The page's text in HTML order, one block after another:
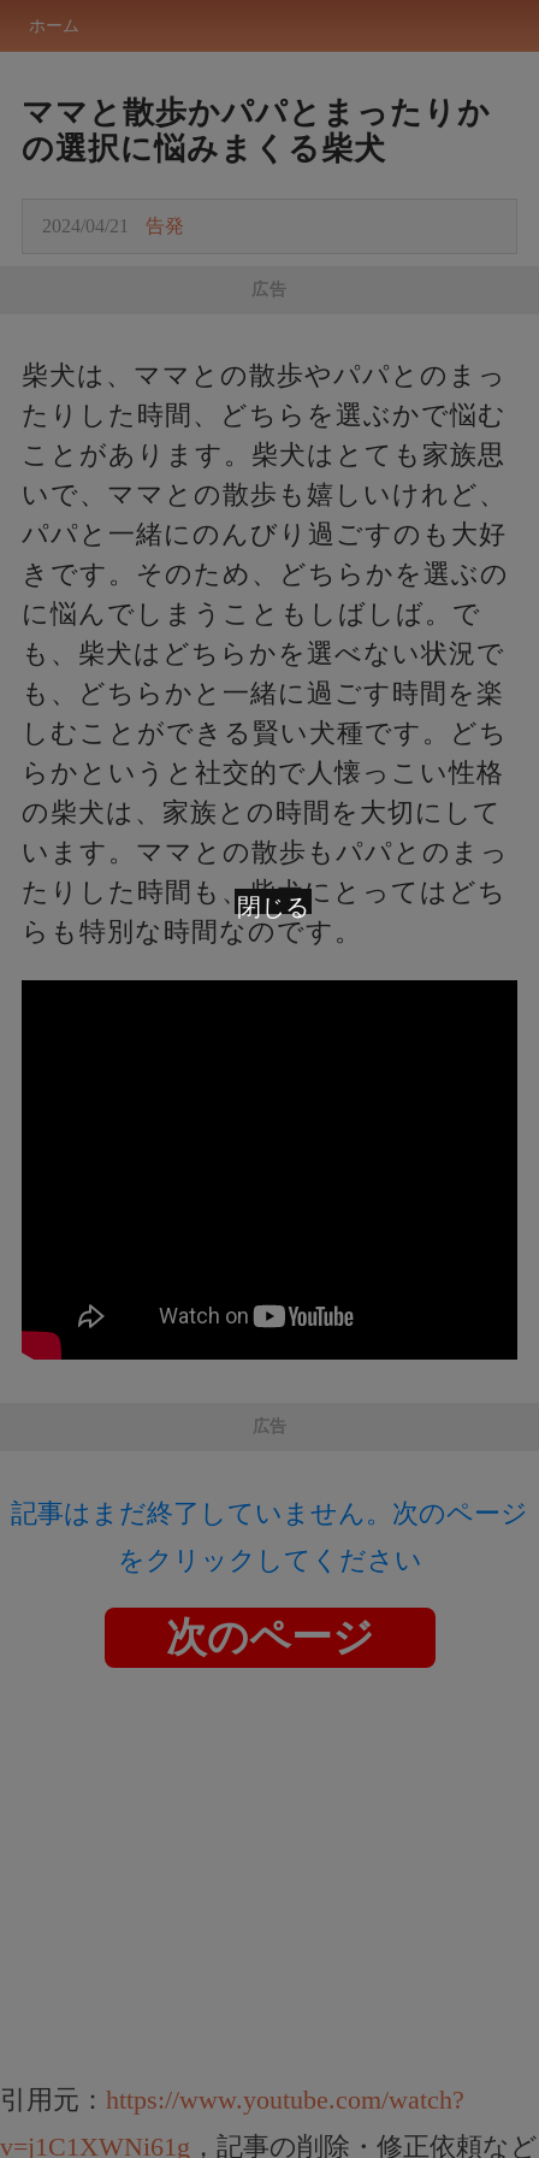
ホーム
ママと散歩かパパとまったりか
の選択に悩みまくる柴犬
2024/04/21 告発
広告
柴犬は、ママとの散歩やパパとのまっ
たりした時間、どちらを選ぶかで悩む
ことがあります。柴犬はとても家族思
いで、ママとの散歩も嬉しいけれど、
パパと一緒にのんびり過ごすのも大好
きです。そのため、どちらかを選ぶの
に悩んでしまうこともしばしば。で
も、柴犬はどちらかを選べない状況で
も、どちらかと一緒に過ごす時間を楽
しむことができる賢い犬種です。どち
らかというと社交的で人懐っこい性格
の柴犬は、家族との時間を大切にして
います。ママとの散歩もパパとのまっ
たりした時間も、柴犬にとってはどち
らも特別な時間なのです。
広告
記事はまだ終了していません。次のページ
をクリックしてください
次のページ
引用元： https://www.youtube.com/watch?
v=j1C1XWNi61g ，記事の削除・修正依頼など
閉じる